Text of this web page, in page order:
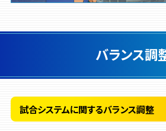
バランス調
試合システムに関するバランス調整